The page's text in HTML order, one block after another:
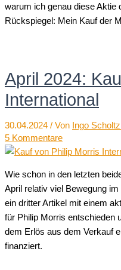
warum ich genau diese Aktie
Rückspiegel: Mein Kauf der
April 2024:
International
30.04.2024 / Von Ingo Scholtz
5 Kommentare
Wie schon in den letzten
April relativ viel Bewegung
ein dritter Artikel mit einem
für Philip Morris entschieden
dem Erlös aus dem Verkauf
finanziert.